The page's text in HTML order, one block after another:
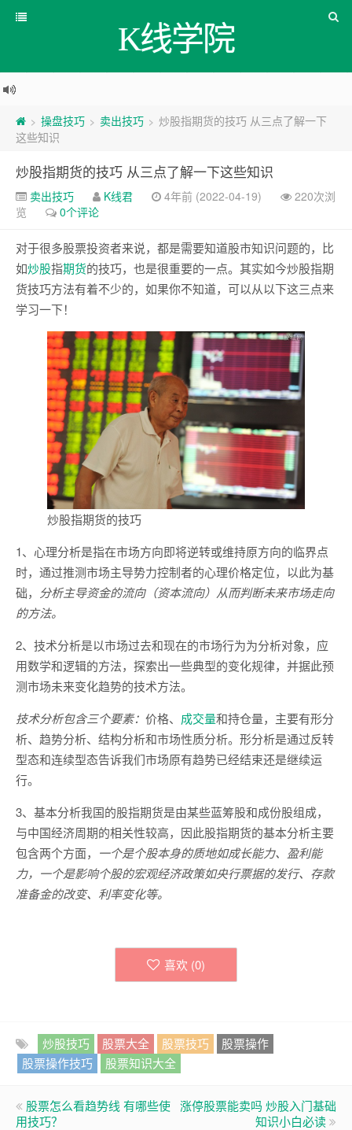
K线学院
> 操盘技巧 > 卖出技巧 > 炒股指期货的技巧 从三点了解一下
这些知识
炒股指期货的技巧 从三点了解一下这些知识
卖出技巧 K线君 4年前 (2022-04-19)
220次浏
览
0个评论
对于很多股票投资者来说，都是需要知道股市知识问题的，比
如炒股指期货的技巧，也是很重要的一点。其实如今炒股指期
货技巧方法有着不少的，如果你不知道，可以从以下这三点来
学习一下！
炒股指期货的技巧
1、心理分析是指在市场方向即将逆转或维持原方向的临界点
时，通过推测市场主导势力控制者的心理价格定位，以此为基
础， 分析主导资金的流向（资本流向）从而判断未来市场走向
的方法。
2、技术分析是以市场过去和现在的市场行为为分析对象，应
用数学和逻辑的方法，探索出一些典型的变化规律，并据此预
测市场未来变化趋势的技术方法。
技术分析包含三个要素： 价格、 成交量和持仓量，主要有形分
析、趋势分析、结构分析和市场性质分析。形分析是通过反转
型态和连续型态告诉我们市场原有趋势已经结束还是继续运
行。
3、基本分析我国的股指期货是由某些蓝筹股和成份股组成，
与中国经济周期的相关性较高，因此股指期货的基本分析主要
包含两个方面， 一个是个股本身的质地如成长能力、盈利能
力，一个是影响个股的宏观经济政策如央行票据的发行、存款
准备金的改变、利率变化等。
喜欢 (0)
炒股技巧 股票大全 股票技巧
股票操作
股票操作技巧
股票知识大全
股票怎么看趋势线 有哪些使
用技巧？
涨停股票能卖吗 炒股入门基础
知识小白必读